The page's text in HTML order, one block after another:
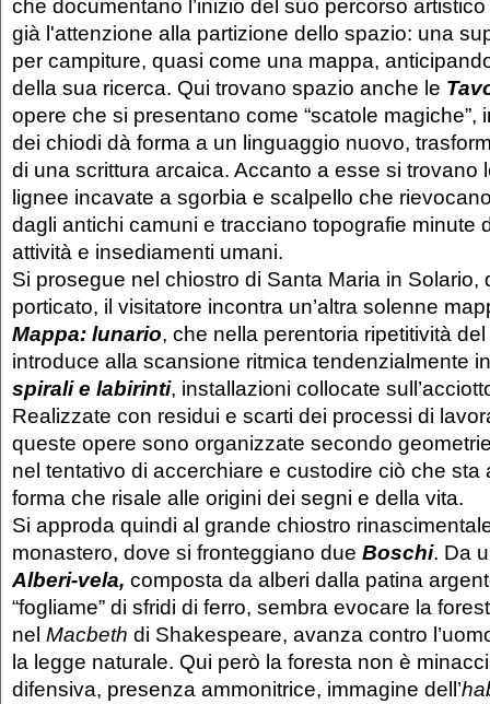
che documentano l’inizio del suo percorso
già l'attenzione alla partizione dello spazio: una
per campiture, quasi come una mappa,
della sua ricerca. Qui trovano spazio anche le
opere che si presentano come “scatole magiche”,
dei chiodi dà forma a un linguaggio nuovo,
di una scrittura arcaica. Accanto a esse si trovano
lignee incavate a sgorbia e scalpello che
dagli antichi camuni e tracciano topografie minute
attività e insediamenti umani.
Si prosegue nel chiostro di Santa Maria in Solario,
porticato, il visitatore incontra un’altra solenne
Mappa: lunario, che nella perentoria ripetitività
introduce alla scansione ritmica tendenzialmente
spirali e labirinti, installazioni collocate
Realizzate con residui e scarti dei processi di
queste opere sono organizzate secondo
nel tentativo di accerchiare e custodire ciò che sta
forma che risale alle origini dei segni e della vita.
Si approda quindi al grande chiostro
monastero, dove si fronteggiano due Boschi. Da
Alberi-vela, composta da alberi dalla patina
“fogliame” di sfridi di ferro, sembra evocare la
nel Macbeth di Shakespeare, avanza contro
la legge naturale. Qui però la foresta non è
difensiva, presenza ammonitrice, immagine dell’